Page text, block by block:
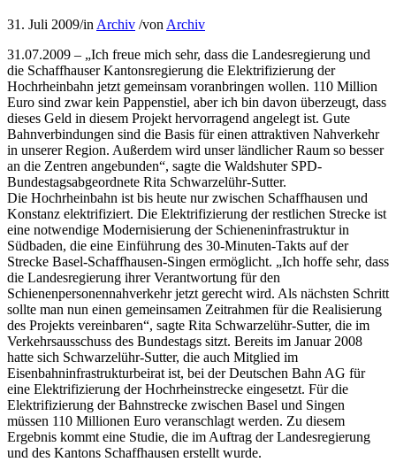
31. Juli 2009/in Archiv /von Archiv
31.07.2009 – „Ich freue mich sehr, dass die Landesregierung und
die Schaffhauser Kantonsregierung die Elektrifizierung der
Hochrheinbahn jetzt gemeinsam voranbringen wollen. 110 Million
Euro sind zwar kein Pappenstiel, aber ich bin davon überzeugt, dass
dieses Geld in diesem Projekt hervorragend angelegt ist. Gute
Bahnverbindungen sind die Basis für einen attraktiven Nahverkehr
in unserer Region. Außerdem wird unser ländlicher Raum so besser
an die Zentren angebunden“, sagte die Waldshuter SPD-
Bundestagsabgeordnete Rita Schwarzelühr-Sutter.
Die Hochrheinbahn ist bis heute nur zwischen Schaffhausen und
Konstanz elektrifiziert. Die Elektrifizierung der restlichen Strecke ist
eine notwendige Modernisierung der Schieneninfrastruktur in
Südbaden, die eine Einführung des 30-Minuten-Takts auf der
Strecke Basel-Schaffhausen-Singen ermöglicht. „Ich hoffe sehr, dass
die Landesregierung ihrer Verantwortung für den
Schienenpersonennahverkehr jetzt gerecht wird. Als nächsten Schritt
sollte man nun einen gemeinsamen Zeitrahmen für die Realisierung
des Projekts vereinbaren“, sagte Rita Schwarzelühr-Sutter, die im
Verkehrsausschuss des Bundestags sitzt. Bereits im Januar 2008
hatte sich Schwarzelühr-Sutter, die auch Mitglied im
Eisenbahninfrastrukturbeirat ist, bei der Deutschen Bahn AG für
eine Elektrifizierung der Hochrheinstrecke eingesetzt. Für die
Elektrifizierung der Bahnstrecke zwischen Basel und Singen
müssen 110 Millionen Euro veranschlagt werden. Zu diesem
Ergebnis kommt eine Studie, die im Auftrag der Landesregierung
und des Kantons Schaffhausen erstellt wurde.